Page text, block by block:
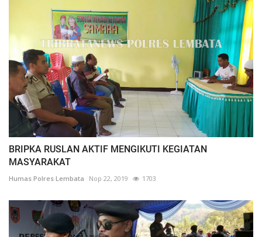
BRIPKA RUSLAN AKTIF MENGIKUTI KEGIATAN
MASYARAKAT
Humas Polres Lembata Nop 22, 2019 1703